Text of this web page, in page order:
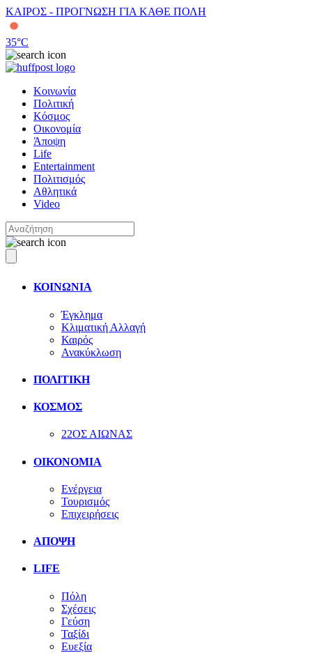
ΚΑΙΡΟΣ - ΠΡΟΓΝΩΣΗ ΓΙΑ ΚΑΘΕ ΠΟΛΗ
35°C
Κοινωνία
Πολιτική
Κόσμος
Οικονομία
Άποψη
Life
Entertainment
Πολιτισμός
Αθλητικά
Video
ΚΟΙΝΩΝΙΑ
Έγκλημα
Κλιματική Αλλαγή
Καιρός
Ανακύκλωση
ΠΟΛΙΤΙΚΗ
ΚΟΣΜΟΣ
22ΟΣ ΑΙΩΝΑΣ
ΟΙΚΟΝΟΜΙΑ
Ενέργεια
Τουρισμός
Επιχειρήσεις
ΑΠΟΨΗ
LIFE
Πόλη
Σχέσεις
Γεύση
Ταξίδι
Ευεξία